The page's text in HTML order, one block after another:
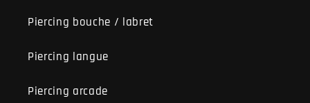
Piercing bouche / labret
Piercing langue
Piercing arcade